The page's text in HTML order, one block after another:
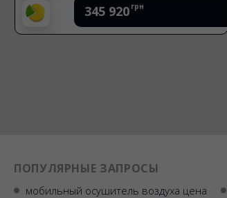
345 920 грн
ПОПУЛЯРНЫЕ ЗАПРОСЫ
мобильный осушитель воздуха цена